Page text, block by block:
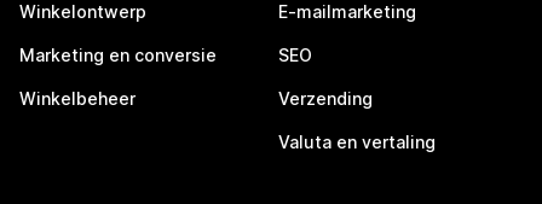
Winkelontwerp
Marketing en conversie
Winkelbeheer
E-mailmarketing
SEO
Verzending
Valuta en vertaling